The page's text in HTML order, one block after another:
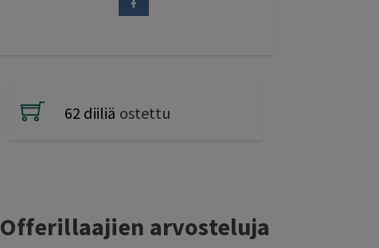
62 diiliä ostettu
Offerillaajien arvosteluja